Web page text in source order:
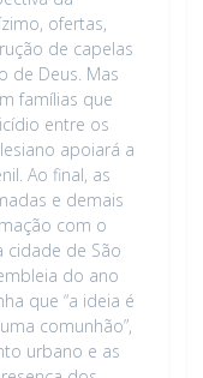
ofertas,
de capelas
de Deus. Mas
famílias que
entre os
apoiará a
Ao final, as
e demais
com o
cidade de São
do ano
que “a ideia é
comunhão”,
urbano e as